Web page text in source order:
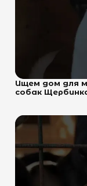
Ищем дом для
собак